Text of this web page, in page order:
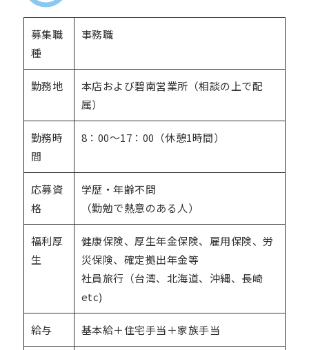
募集職
種
事務職
勤務地
本店および碧南営業所（相談の上で配
属）
勤務時
間
8：00～17：00（休憩1時間）
応募資
格
学歴・年齢不問
（勤勉で熱意のある人）
福利厚
生
健康保険、厚生年金保険、雇用保険、労
災保険、確定拠出年金等
社員旅行（台湾、北海道、沖縄、長崎
etc)
給与 基本給＋住宅手当＋家族手当